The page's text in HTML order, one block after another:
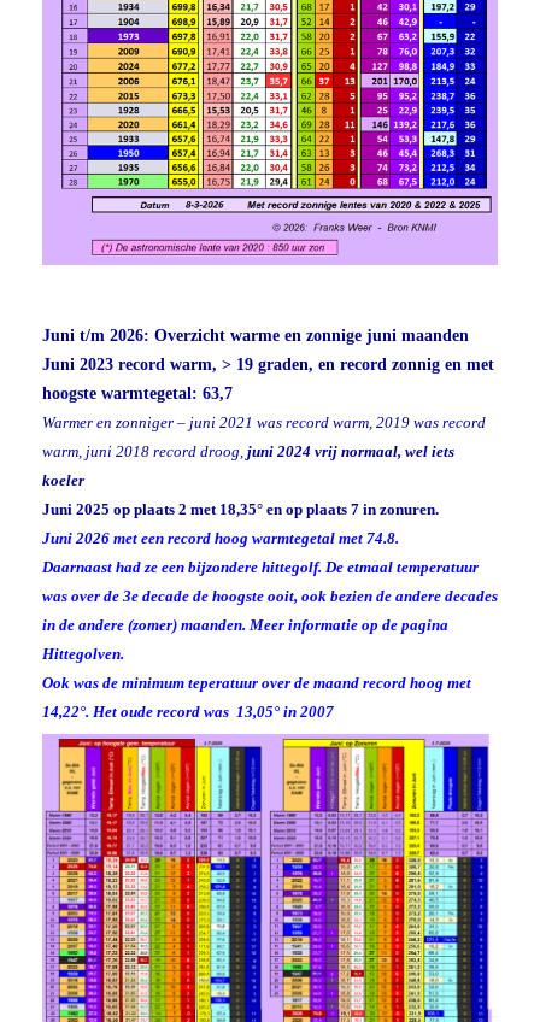
Juni t/m 2026: Overzicht warme en zonnige juni maanden
Juni 2023 record warm, > 19 graden, en record zonnig en met
hoogste warmtegetal: 63,7
Warmer en zonniger – juni 2021 was record warm, 2019 was record
warm, juni 2018 record droog, juni 2024 vrij normaal, wel iets
koeler
Juni 2025 op plaats 2 met 18,35° en op plaats 7 in zonuren.
Juni 2026 met een record hoog warmtegetal met 74.8.
Daarnaast had ze een bijzondere hittegolf. De etmaal temperatuur
was over de 3e decade de hoogste ooit, ook bezien de andere decades
in de andere (zomer) maanden. Meer informatie op de pagina
Hittegolven.
Ook was de minimum teperatuur over de maand record hoog met
14,22°. Het oude record was 13,05° in 2007